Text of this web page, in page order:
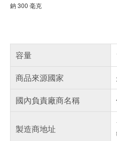
鈉 300 毫克
容量
商品來源國家
國內負責廠商名稱
製造商地址